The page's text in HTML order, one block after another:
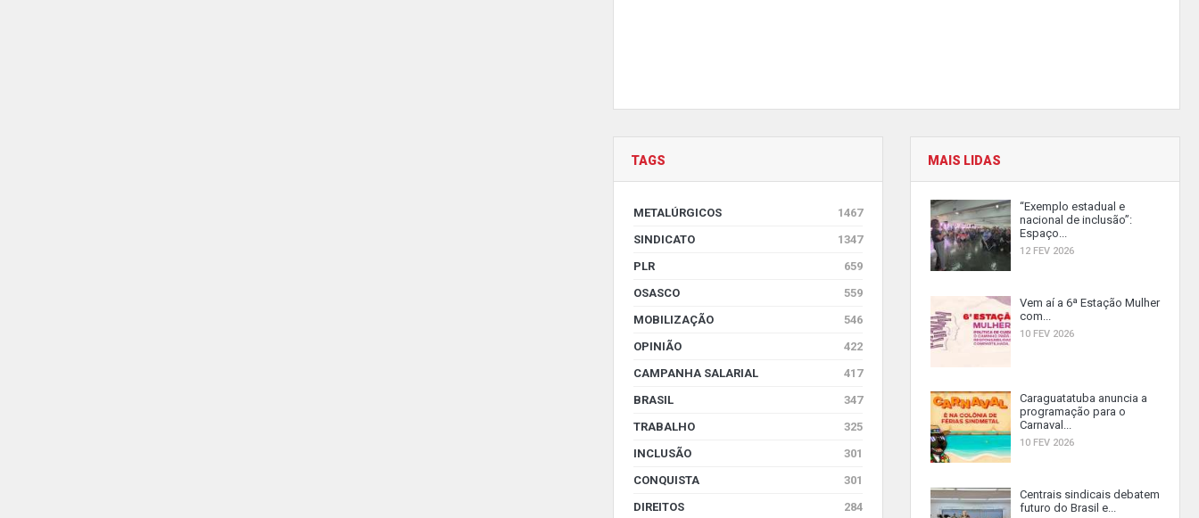
TAGS
METALÚRGICOS
1467
SINDICATO
1347
PLR
659
OSASCO
559
MOBILIZAÇÃO
546
OPINIÃO
422
CAMPANHA SALARIAL
417
BRASIL
347
TRABALHO
325
INCLUSÃO
301
CONQUISTA
301
DIREITOS
284
MAIS LIDAS
“Exemplo estadual e
nacional de inclusão”:
Espaço...
12 FEV 2026
Vem aí a 6ª Estação Mulher
com...
10 FEV 2026
Caraguatatuba anuncia a
programação para o
Carnaval...
10 FEV 2026
Centrais sindicais debatem
futuro do Brasil e...